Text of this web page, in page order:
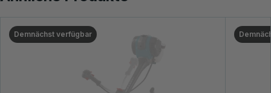
Demnächst verfügbar